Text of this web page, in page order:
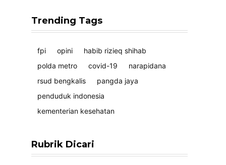
Trending Tags
fpi opini
habib rizieq shihab
polda metro
covid-19
narapidana
rsud bengkalis
pangda jaya
penduduk indonesia
kementerian kesehatan
Rubrik Dicari